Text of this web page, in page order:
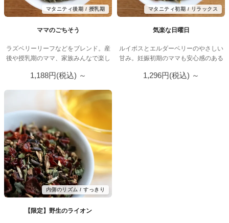
ー
ィ
店
マタニティ後期 / 授乳期
ママのごちそう
ラズベリーリーフなどをブレンド。産
後や授乳期のママ、家族みんなで楽し
1,188円(税込) ～
マタニティ初期 / リラックス
気楽な日曜日
ルイボスとエルダーベリーのやさしい
甘み。妊娠初期のママも安心感のある
1,296円(税込) ～
内側のリズム / すっきり
【限定】野生のライオン